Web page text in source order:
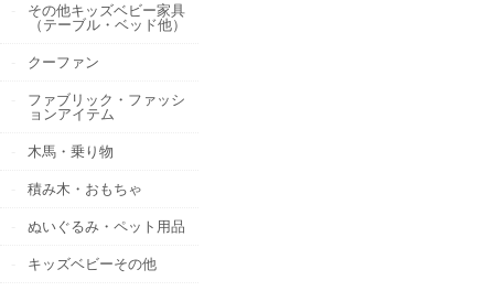
その他キッズベビー家具
（テーブル・ベッド他）
クーファン
ファブリック・ファッシ
ョンアイテム
木馬・乗り物
積み木・おもちゃ
ぬいぐるみ・ペット用品
キッズベビーその他